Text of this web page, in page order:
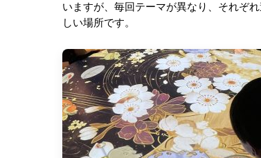
いますが、毎回テーマが異なり、それぞ
しい場所です。